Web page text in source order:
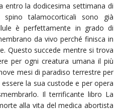
entro la dodicesima settimana di
talamocorticali sono già
è perfettamente in grado di
da vivo perché finisca in
Questo succede mentre si trova
per ogni creatura umana il più
mesi di paradiso terrestre per
la sua custode e per opera
Il terrificante libro La
alla vita del medica abortista